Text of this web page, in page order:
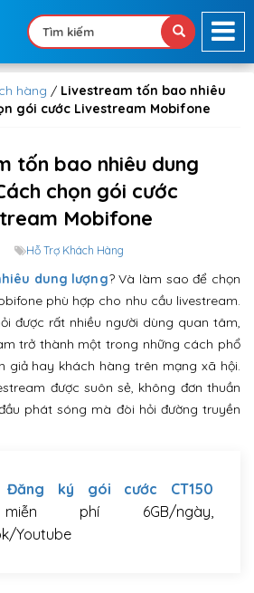
hàng / Livestream tốn bao nhiêu
gói cước Livestream Mobifone
tốn bao nhiêu dung
chọn gói cước
Mobifone
Hỗ Trợ Khách Hàng
dung lượng? Và làm sao để chọn
phù hợp cho nhu cầu livestream.
được rất nhiều người dùng quan tâm,
trở thành một trong những cách phổ
giả hay khách hàng trên mạng xã hội.
được suôn sẻ, không đơn thuần
phát sóng mà đòi hỏi đường truyền
Đăng ký gói cước CT150
phí 6GB/ngày,
Youtube